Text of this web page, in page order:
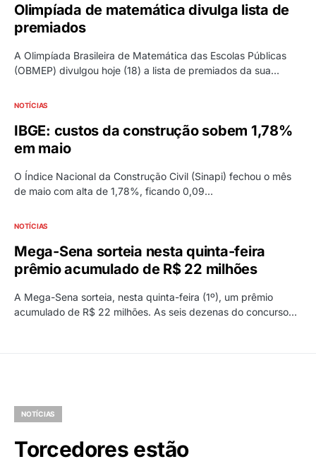
Olimpíada de matemática divulga lista de
premiados
A Olimpíada Brasileira de Matemática das Escolas Públicas
(OBMEP) divulgou hoje (18) a lista de premiados da sua…
NOTÍCIAS
IBGE: custos da construção sobem 1,78%
em maio
O Índice Nacional da Construção Civil (Sinapi) fechou o mês
de maio com alta de 1,78%, ficando 0,09…
NOTÍCIAS
Mega-Sena sorteia nesta quinta-feira
prêmio acumulado de R$ 22 milhões
A Mega-Sena sorteia, nesta quinta-feira (1º), um prêmio
acumulado de R$ 22 milhões. As seis dezenas do concurso…
NOTÍCIAS
Torcedores estão